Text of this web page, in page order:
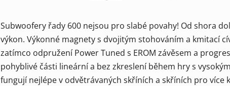
Subwoofery řady 600 nejsou pro slabé povahy! Od shora
výkon. Výkonné magnety s dvojitým stohováním a kmitací
zatímco odpružení Power Tuned s EROM závěsem a
pohyblivé části lineární a bez zkreslení během hry s
fungují nejlépe v odvětrávaných skříních a skříních pro více